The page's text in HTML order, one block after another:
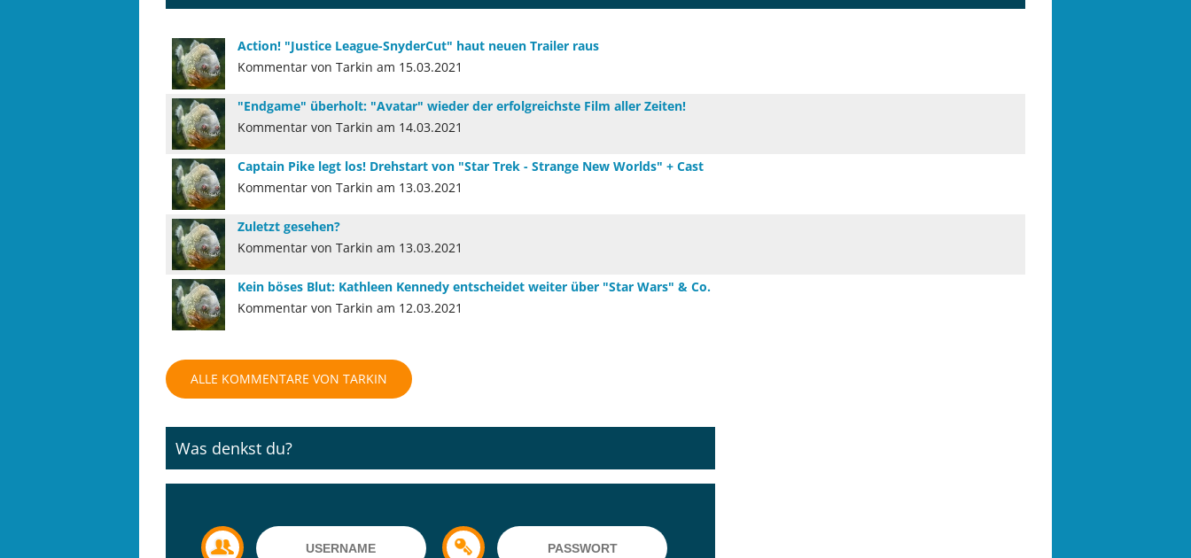
Action! "Justice League-SnyderCut" haut neuen Trailer raus
Kommentar von Tarkin am 15.03.2021
"Endgame" überholt: "Avatar" wieder der erfolgreichste Film aller Zeiten!
Kommentar von Tarkin am 14.03.2021
Captain Pike legt los! Drehstart von "Star Trek - Strange New Worlds" + Cast
Kommentar von Tarkin am 13.03.2021
Zuletzt gesehen?
Kommentar von Tarkin am 13.03.2021
Kein böses Blut: Kathleen Kennedy entscheidet weiter über "Star Wars" & Co.
Kommentar von Tarkin am 12.03.2021
ALLE KOMMENTARE VON TARKIN
Was denkst du?